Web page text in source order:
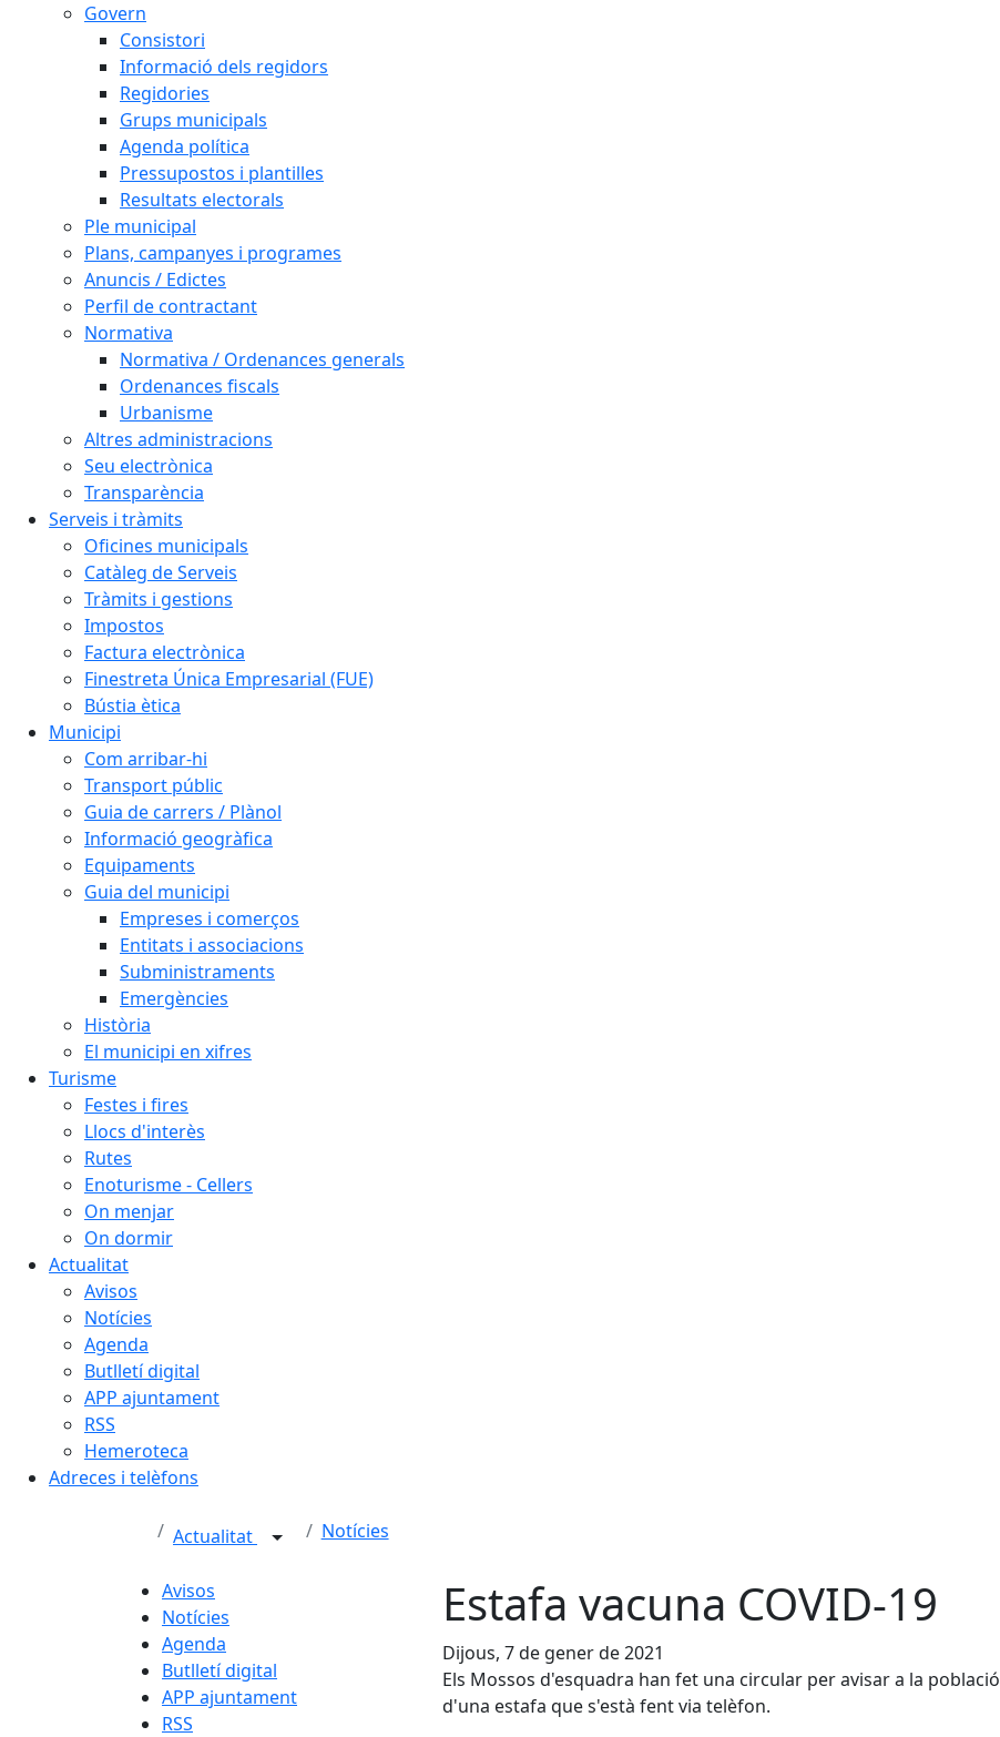
Govern
Consistori
Informació dels regidors
Regidories
Grups municipals
Agenda política
Pressupostos i plantilles
Resultats electorals
Ple municipal
Plans, campanyes i programes
Anuncis / Edictes
Perfil de contractant
Normativa
Normativa / Ordenances generals
Ordenances fiscals
Urbanisme
Altres administracions
Seu electrònica
Transparència
Serveis i tràmits
Oficines municipals
Catàleg de Serveis
Tràmits i gestions
Impostos
Factura electrònica
Finestreta Única Empresarial (FUE)
Bústia ètica
Municipi
Com arribar-hi
Transport públic
Guia de carrers / Plànol
Informació geogràfica
Equipaments
Guia del municipi
Empreses i comerços
Entitats i associacions
Subministraments
Emergències
Història
El municipi en xifres
Turisme
Festes i fires
Llocs d'interès
Rutes
Enoturisme - Cellers
On menjar
On dormir
Actualitat
Avisos
Notícies
Agenda
Butlletí digital
APP ajuntament
RSS
Hemeroteca
Adreces i telèfons
Actualitat Notícies
Avisos
Notícies
Agenda
Butlletí digital
APP ajuntament
RSS
Estafa vacuna COVID-19
Dijous, 7 de gener de 2021
Els Mossos d'esquadra han fet una circular per avisar a la població
d'una estafa que s'està fent via telèfon.